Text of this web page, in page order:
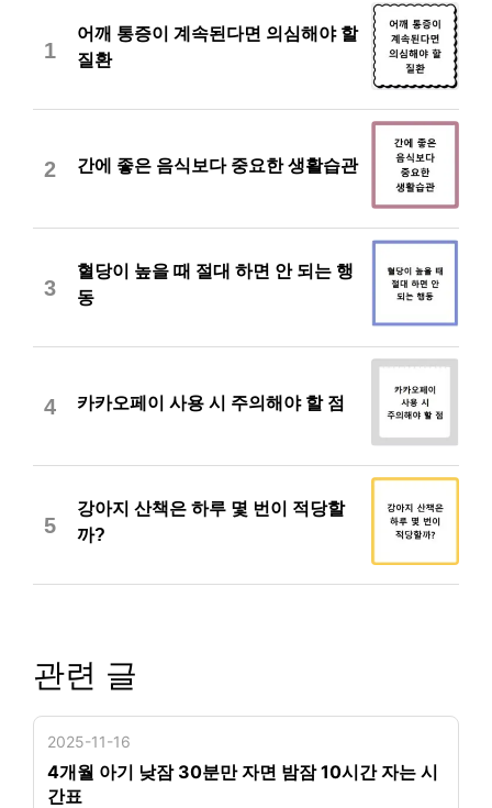
1
어깨 통증이 계속된다면 의심해야 할
질환
2 간에 좋은 음식보다 중요한 생활습관
3
혈당이 높을 때 절대 하면 안 되는 행
동
4 카카오페이 사용 시 주의해야 할 점
5
강아지 산책은 하루 몇 번이 적당할
까?
관련 글
2025-11-16
4개월 아기 낮잠 30분만 자면 밤잠 10시간 자는 시
간표